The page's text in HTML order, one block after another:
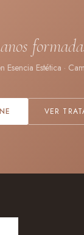
Esencia Estética ·
VER